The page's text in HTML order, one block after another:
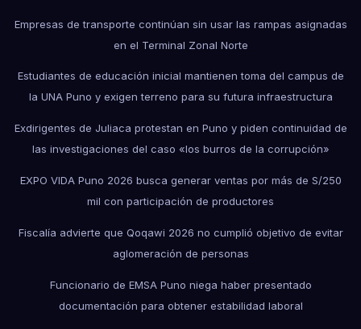
Empresas de transporte continúan sin usar las rampas asignadas
en el Terminal Zonal Norte
Estudiantes de educación inicial mantienen toma del campus de
la UNA Puno y exigen terreno para su futura infraestructura
Exdirigentes de Juliaca protestan en Puno y piden continuidad de
las investigaciones del caso «los burros de la corrupción»
EXPO VIDA Puno 2026 busca generar ventas por más de S/250
mil con participación de productores
Fiscalía advierte que Qoqawi 2026 no cumplió objetivo de evitar
aglomeración de personas
Funcionario de EMSA Puno niega haber presentado
documentación para obtener estabilidad laboral